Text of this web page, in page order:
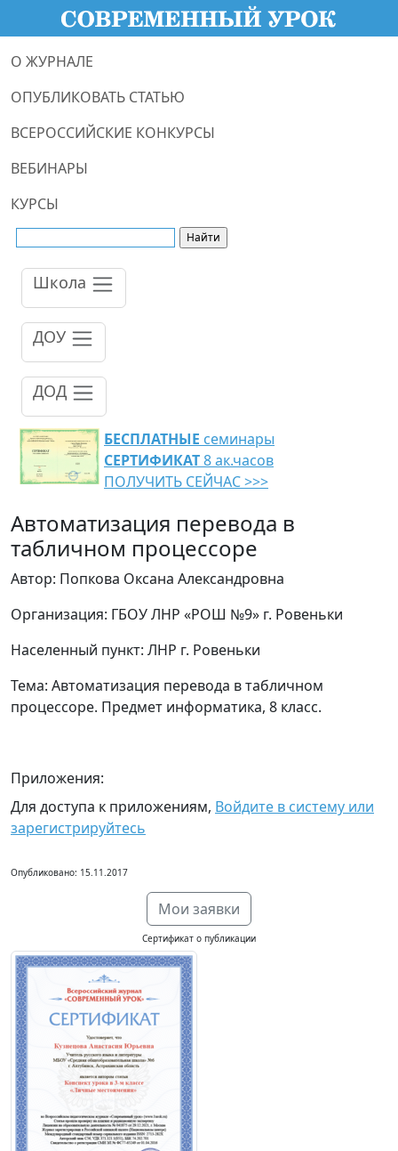
О ЖУРНАЛЕ
ОПУБЛИКОВАТЬ СТАТЬЮ
ВСЕРОССИЙСКИЕ КОНКУРСЫ
ВЕБИНАРЫ
КУРСЫ
Школа
ДОУ
ДОД
БЕСПЛАТНЫЕ семинары
СЕРТИФИКАТ8 ак.часов
ПОЛУЧИТЬ СЕЙЧАС >>>
Автоматизация перевода в
табличном процессоре
Автор: Попкова Оксана Александровна
Организация: ГБОУ ЛНР «РОШ №9» г. Ровеньки
Населенный пункт: ЛНР г. Ровеньки
Тема: Автоматизация перевода в табличном
процессоре. Предмет информатика, 8 класс.
Приложения:
Для доступа к приложениям, Войдите в систему или
зарегистрируйтесь
Опубликовано: 15.11.2017
Мои заявки
Сертификат о публикации